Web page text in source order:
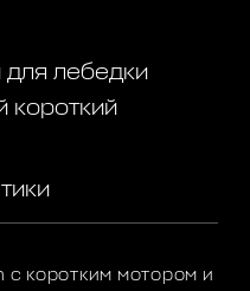
для лебедки
короткий
с коротким мотором и